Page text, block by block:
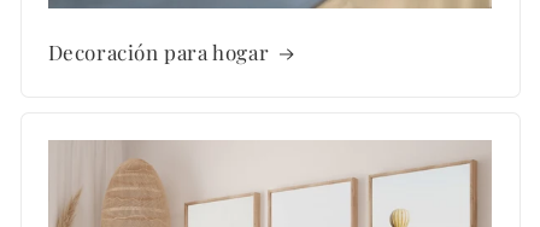
Decoración para hogar